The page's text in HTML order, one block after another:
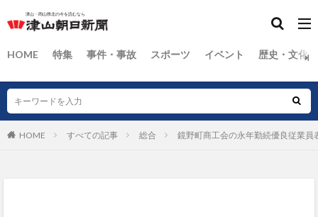
HOME 特集 事件・事故 スポーツ イベント 歴史・文化
HOME すべての記事 総合 鏡野町商工会の永年勤続優良従業員